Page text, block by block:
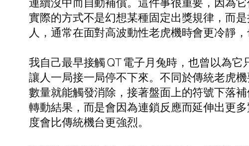
實際的方式不是幻想某種固定出獎規律，而
人，通常在面對高波動性老虎機時會更冷靜
我自己最早接觸 QT 電子月兔時，也曾以為
讓人一局接一局停不下來。不同於傳統老虎
數量就能觸發消除，接著盤面上的符號下落
轉動結果，而是會因為連鎖反應而延伸出更
度會比傳統機台更強烈。